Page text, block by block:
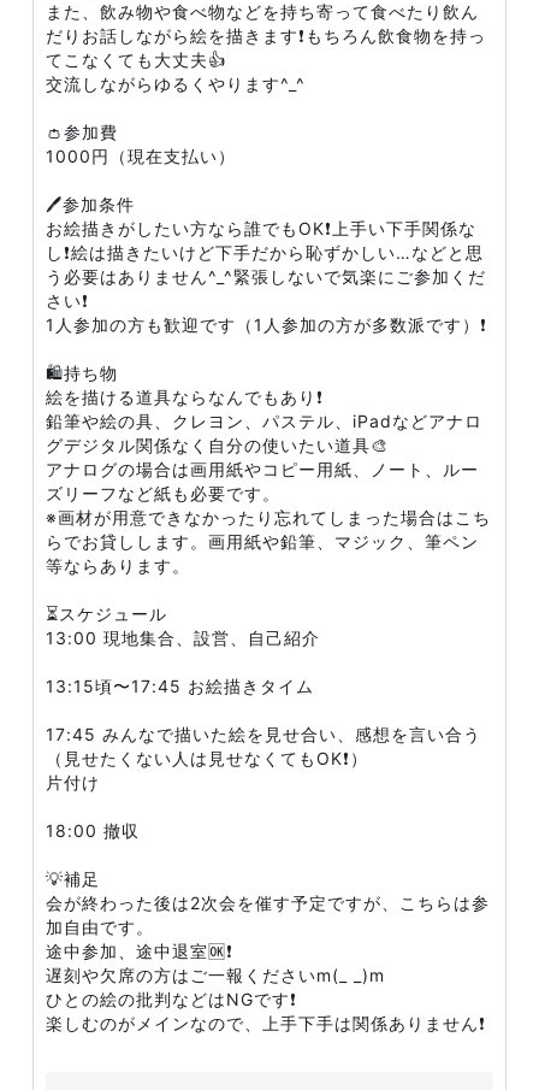
また、飲み物や食べ物などを持ち寄って食べたり飲ん
だりお話しながら絵を描きます❗もちろん飲食物を持っ
てこなくても大丈夫👍
交流しながらゆるくやります^_^
👛参加費
1000円（現在支払い）
🖊参加条件
お絵描きがしたい方なら誰でもOK❗上手い下手関係な
し❗絵は描きたいけど下手だから恥ずかしい…などと思
う必要はありません^_^緊張しないで気楽にご参加くだ
さい❗
1人参加の方も歓迎です（1人参加の方が多数派です）❗
🛍持ち物
絵を描ける道具ならなんでもあり❗
鉛筆や絵の具、クレヨン、パステル、iPadなどアナロ
グデジタル関係なく自分の使いたい道具🎨
アナログの場合は画用紙やコピー用紙、ノート、ルー
ズリーフなど紙も必要です。
※画材が用意できなかったり忘れてしまった場合はこち
らでお貸しします。画用紙や鉛筆、マジック、筆ペン
等ならあります。
⏳スケジュール
13:00 現地集合、設営、自己紹介
13:15頃〜17:45 お絵描きタイム
17:45 みんなで描いた絵を見せ合い、感想を言い合う
（見せたくない人は見せなくてもOK❗）
片付け
18:00 撤収
💡補足
会が終わった後は2次会を催す予定ですが、こちらは参
加自由です。
途中参加、途中退室🆗❗
遅刻や欠席の方はご一報くださいm(_ _)m
ひとの絵の批判などはNGです❗
楽しむのがメインなので、上手下手は関係ありません❗